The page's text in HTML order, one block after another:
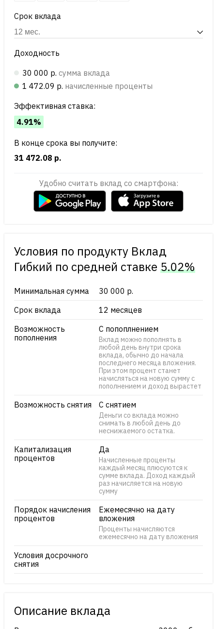
Срок вклада
Доходность
30 000 р. сумма вклада
1 472.09 р. начисленные проценты
Эффективная ставка:
4.91%
В конце срока вы получите:
31 472.08 р.
Удобно считать вклад со смартфона:
Условия по продукту Вклад
Гибкий по cредней ставке 5.02%
Минимальная сумма
30 000 р.
Срок вклада
12 месяцев
Возможность
пополнения
С попоплнением
Вклад можно пополнять в
любой день внутри срока
вклада, обычно до начала
последнего месяца вложения.
При этом процент станет
начисляться на новую сумму с
пополнением и доход вырастет
Возможность снятия С снятием
Деньги со вклада можно
снимать в любой день до
неснижаемого остатка.
Капитализация
процентов
Да
Начисленные проценты
каждый месяц плюсуются к
сумме вклада. Доход каждый
раз начисляется на новую
сумму
Порядок начисления
процентов
Ежемесячно на дату
вложения
Проценты начисляются
ежемесячно на дату вложения
Условия досрочного
снятия
Описание вклада